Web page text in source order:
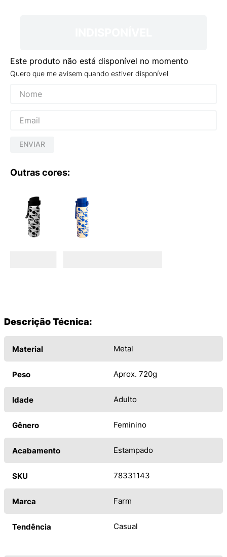
Este produto não está disponível no momento
Quero que me avisem quando estiver disponível
ENVIAR
Outras cores:
Descrição Técnica:
Material Metal
Peso Aprox. 720g
Idade Adulto
Gênero Feminino
Acabamento Estampado
SKU 78331143
Marca Farm
Tendência Casual